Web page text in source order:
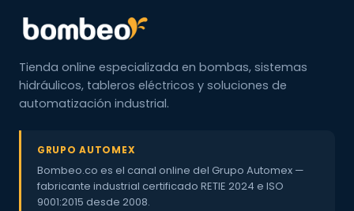
Tienda online especializada en bombas, sistemas
hidráulicos, tableros eléctricos y soluciones de
automatización industrial.
GRUPO AUTOMEX
Bombeo.co es el canal online del Grupo Automex —
fabricante industrial certificado RETIE 2024 e ISO
9001:2015 desde 2008.